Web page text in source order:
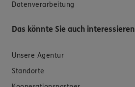
Datenverarbeitung
Das könnte Sie auch interessieren
Unsere Agentur
Standorte